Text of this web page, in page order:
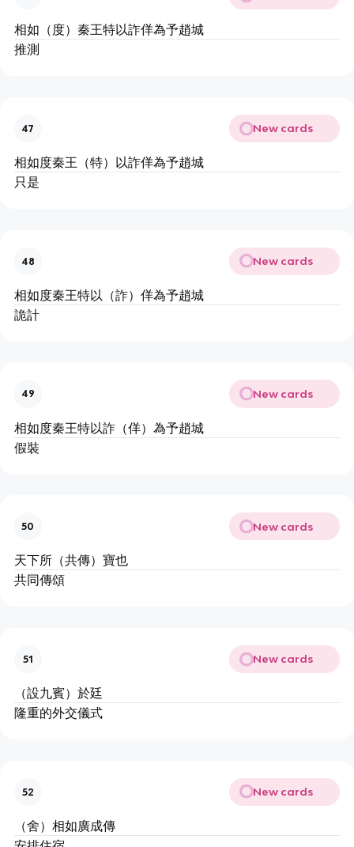
相如（度）秦王特以詐佯為予趙城
推測
47 New cards
相如度秦王（特）以詐佯為予趙城
只是
48 New cards
相如度秦王特以（詐）佯為予趙城
詭計
49 New cards
相如度秦王特以詐（佯）為予趙城
假裝
50 New cards
天下所（共傳）寶也
共同傳頌
51 New cards
（設九賓）於廷
隆重的外交儀式
52 New cards
（舍）相如廣成傳